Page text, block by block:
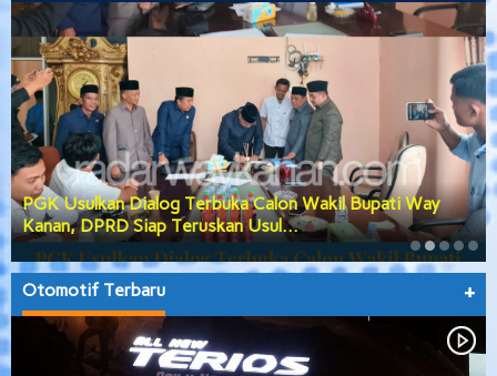
PGK Usulkan Dialog Terbuka Calon Wakil Bupati Way
Kanan, DPRD Siap Teruskan Usul…
Otomotif Terbaru +